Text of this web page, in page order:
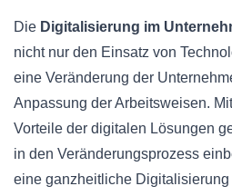
Die Digitalisierung im
nicht nur den Einsatz von
eine Veränderung der
Anpassung der Arbeitsweisen.
Vorteile der digitalen Lösungen
in den Veränderungsprozess
eine ganzheitliche